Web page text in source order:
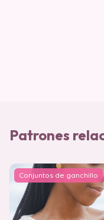
Patrones
Conjuntos de ganchillo